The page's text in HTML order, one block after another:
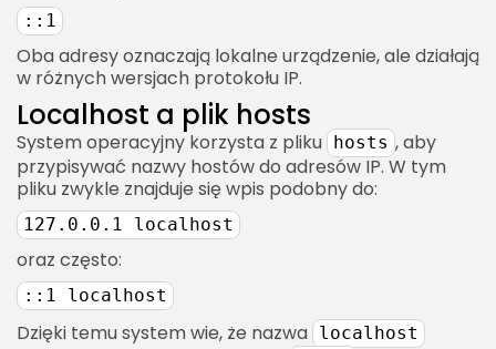
::1
Oba adresy oznaczają lokalne urządzenie, ale działają
w różnych wersjach protokołu IP.
Localhost a plik hosts
System operacyjny korzysta z pliku hosts , aby
przypisywać nazwy hostów do adresów IP. W tym
pliku zwykle znajduje się wpis podobny do:
127.0.0.1 localhost
oraz często:
::1 localhost
Dzięki temu system wie, że nazwa localhost
Localhost a maszyny wirtualne
Typowe problemy z localhost w VM
Localhost w testach automatycznych
Localhost w CI/CD
Localhost a wydajność
Czy testy na localhost pokazują realną
wydajność?
Localhost a debugowanie
Co można debugować lokalnie?